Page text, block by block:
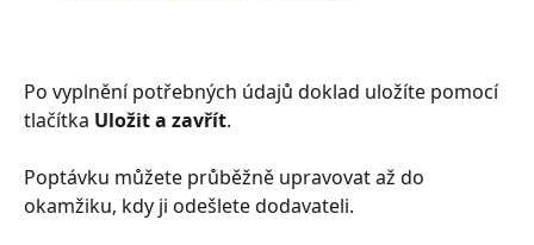
Po vyplnění potřebných údajů doklad uložíte pomocí
tlačítka Uložit a zavřít.
Poptávku můžete průběžně upravovat až do
okamžiku, kdy ji odešlete dodavateli.